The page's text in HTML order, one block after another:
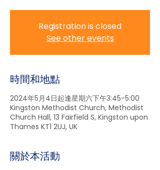
Registration is closed
See other events
時間和地點
2024年5月4日起逢星期六下午3:45-5:00
Kingston Methodist Church, Methodist
Church Hall, 13 Fairfield S, Kingston upon
Thames KT1 2UJ, UK
關於本活動